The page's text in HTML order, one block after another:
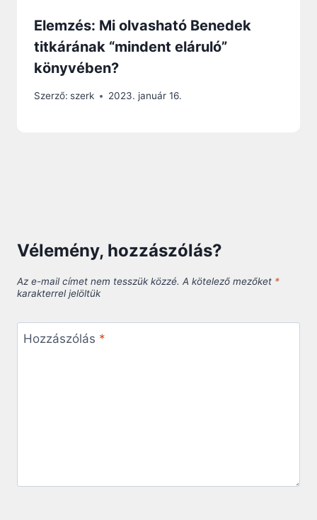
Elemzés: Mi olvasható Benedek
titkárának “mindent eláruló”
könyvében?
Szerző: szerk 2023. január 16.
Vélemény, hozzászólás?
Az e-mail címet nem tesszük közzé. A kötelező mezőket *
karakterrel jelöltük
Hozzászólás *